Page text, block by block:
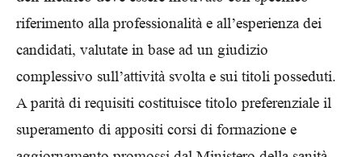
riferimento alla professionalità e all’esperienza dei
candidati, valutate in base ad un giudizio
complessivo sull’attività svolta e sui titoli posseduti.
A parità di requisiti costituisce titolo preferenziale il
superamento di appositi corsi di formazione e